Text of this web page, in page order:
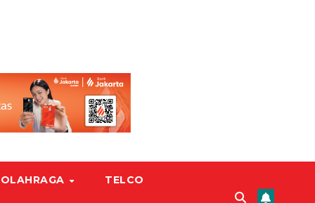
OLAHRAGA TELCO